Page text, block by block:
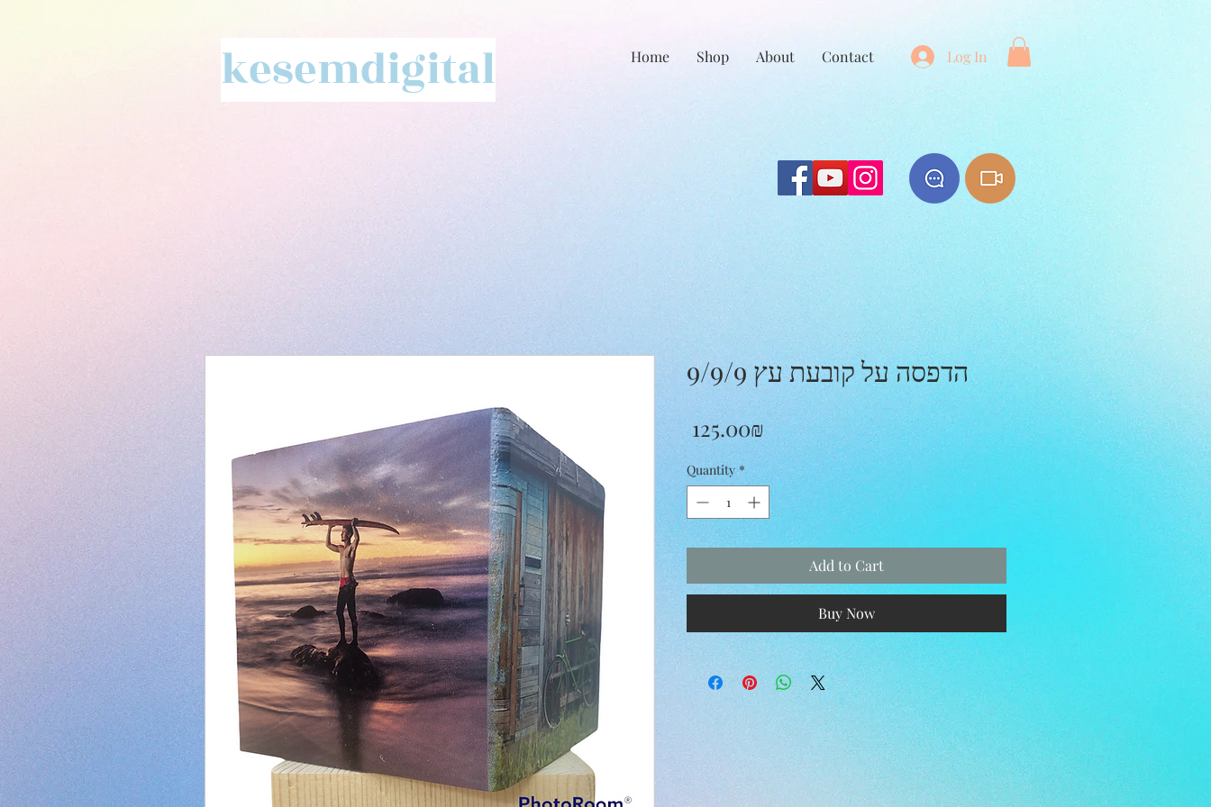
Home Shop About Contact
kesemdigital Log In
הדפסה על קובעת עץ 9/9/9
‏125.00 ‏₪ Price
Quantity *
Add to Cart
Buy Now